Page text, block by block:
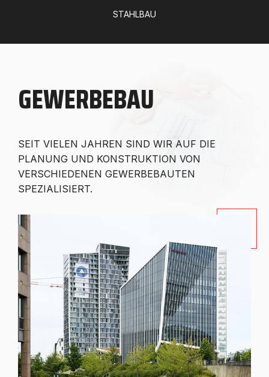
STAHLBAU
GEWERBEBAU
SEIT VIELEN JAHREN SIND WIR AUF DIE
PLANUNG UND KONSTRUKTION VON
VERSCHIEDENEN GEWERBEBAUTEN
SPEZIALISIERT.